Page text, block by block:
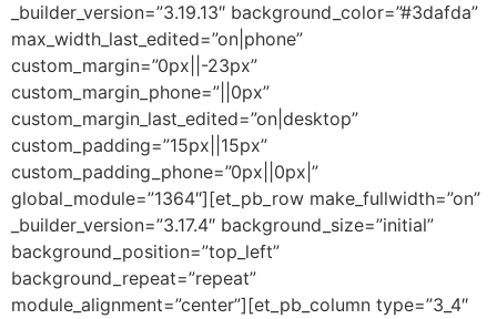
_builder_version=”3.19.13″ background_color=”#3dafda”
max_width_last_edited=”on|phone”
custom_margin=”0px||-23px”
custom_margin_phone=”||0px”
custom_margin_last_edited=”on|desktop”
custom_padding=”15px||15px”
custom_padding_phone=”0px||0px|”
global_module=”1364″][et_pb_row make_fullwidth=”on”
_builder_version=”3.17.4″ background_size=”initial”
background_position=”top_left”
background_repeat=”repeat”
module_alignment=”center”][et_pb_column type=”3_4″